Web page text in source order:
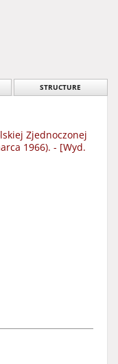
STRUCTURE
Zjednoczonej
1966). - [Wyd.